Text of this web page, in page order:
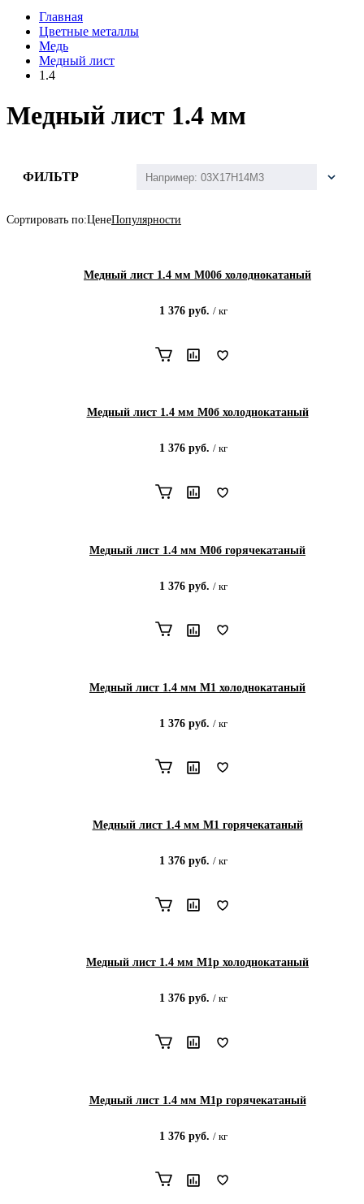
Главная
Цветные металлы
Медь
Медный лист
1.4
Медный лист 1.4 мм
ФИЛЬТР
Сортировать по:ЦенеПопулярности
Медный лист 1.4 мм М00б холоднокатаный
1 376 руб. / кг
Медный лист 1.4 мм М0б холоднокатаный
1 376 руб. / кг
Медный лист 1.4 мм М0б горячекатаный
1 376 руб. / кг
Медный лист 1.4 мм М1 холоднокатаный
1 376 руб. / кг
Медный лист 1.4 мм М1 горячекатаный
1 376 руб. / кг
Медный лист 1.4 мм М1р холоднокатаный
1 376 руб. / кг
Медный лист 1.4 мм М1р горячекатаный
1 376 руб. / кг